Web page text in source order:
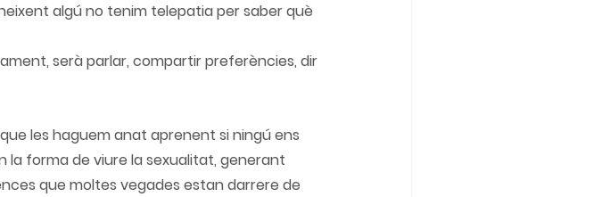
algú no tenim telepatia per saber què
serà parlar, compartir preferències, dir
les haguem anat aprenent si ningú ens
la forma de viure la sexualitat, generant
que moltes vegades estan darrere de